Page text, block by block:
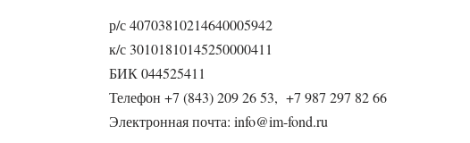
р/с 40703810214640005942
к/с 30101810145250000411
БИК 044525411
Телефон +7 (843) 209 26 53, +7 987 297 82 66
Электронная почта: info@im-fond.ru